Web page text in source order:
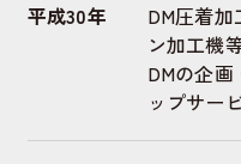
平成30年
DM圧着
ン加工機
DMの企
ップサー